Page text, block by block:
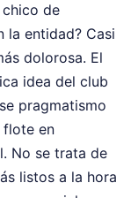
de
la entidad? Casi
dolorosa. El
idea del club
pragmatismo
flote en
No se trata de
listos a la hora